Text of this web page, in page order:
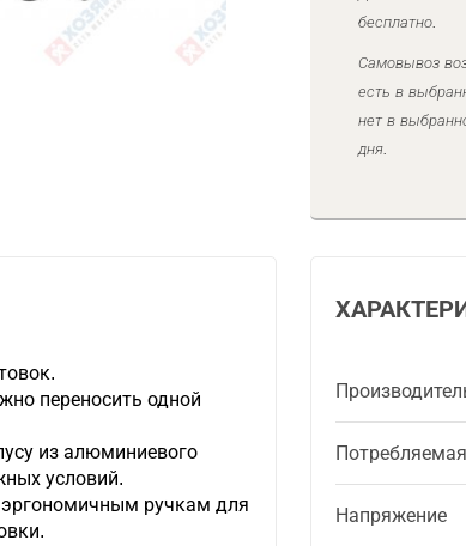
бесплатно.
Самовывоз
есть в
нет в
дня.
Напряжение
переносить одной
из алюминиевого
условий.
эргономичным ручкам для